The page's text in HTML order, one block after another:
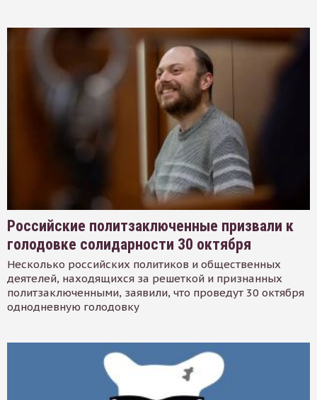
Российские политзаключенные призвали к
голодовке солидарности 30 октября
Несколько российских политиков и общественных
деятелей, находящихся за решеткой и признанных
политзаключенными, заявили, что проведут 30 октября
однодневную голодовку